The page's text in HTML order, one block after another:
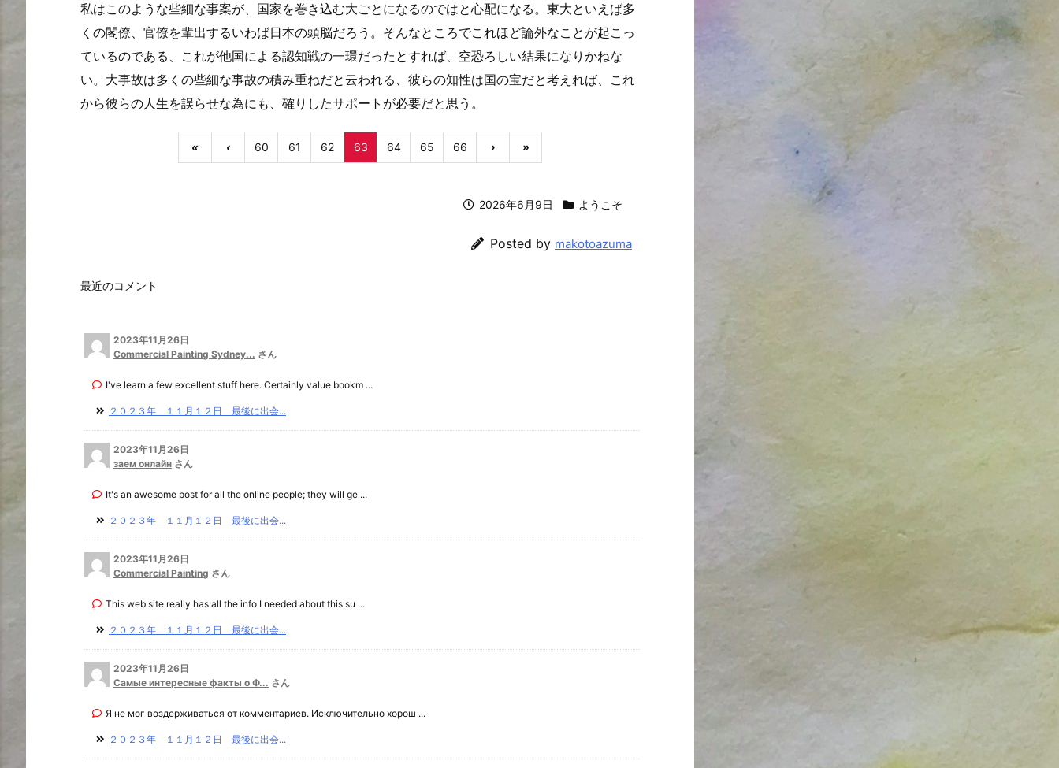
私はこのような些細な事案が、国家を巻き込む大ごとになるのではと心配になる。東大といえば多
くの閣僚、官僚を輩出するいわば日本の頭脳だろう。そんなところでこれほど論外なことが起こっ
ているのである、これが他国による認知戦の一環だったとすれば、空恐ろしい結果になりかねな
い。大事故は多くの些細な事故の積み重ねだと云われる、彼らの知性は国の宝だと考えれば、これ
から彼らの人生を誤らせな為にも、確りしたサポートが必要だと思う。
« ‹ 60 61 62 63 64 65 66 › »
2026年6月9日 ようこそ
Posted by makotoazuma
最近のコメント
2023年11月26日
Commercial Painting Sydney... さん
I've learn a few excellent stuff here. Certainly value bookm ...
２０２３年 １１月１２日 最後に出会...
2023年11月26日
заем онлайн さん
It's an awesome post for all the online people; they will ge ...
２０２３年 １１月１２日 最後に出会...
2023年11月26日
Commercial Painting さん
This web site really has all the info I needed about this su ...
２０２３年 １１月１２日 最後に出会...
2023年11月26日
Самые интересные факты о Ф... さん
Я не мог воздерживаться от комментариев. Исключительно хорош ...
２０２３年 １１月１２日 最後に出会...